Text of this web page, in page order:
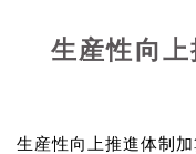
生産性向
生産性向上推進体制